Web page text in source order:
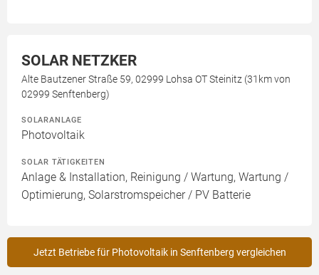
SOLAR NETZKER
Alte Bautzener Straße 59, 02999 Lohsa OT Steinitz (31km von
02999 Senftenberg)
SOLARANLAGE
Photovoltaik
SOLAR TÄTIGKEITEN
Anlage & Installation, Reinigung / Wartung, Wartung /
Optimierung, Solarstromspeicher / PV Batterie
Jetzt Betriebe für Photovoltaik in Senftenberg vergleichen